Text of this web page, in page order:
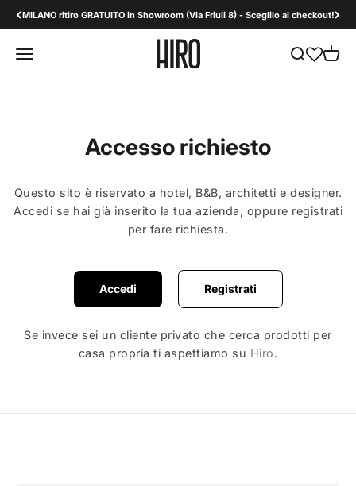
MILANO ritiro GRATUITO in Showroom (Via Friuli 8) - Sceglilo al checkout!
Apri il menu di navigazione HiroDesign B2B Mostra il
Accesso richiesto
Questo sito è riservato a hotel, B&B, architetti e designer.
Accedi se hai già inserito la tua azienda, oppure registrati
per fare richiesta.
Accedi Registrati
Se invece sei un cliente privato che cerca prodotti per
casa propria ti aspettiamo su Hiro.